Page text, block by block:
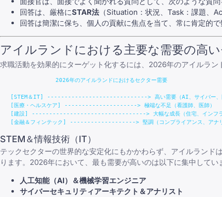
回答は、厳格にSTAR法（Situation：状況、Task：課題、
回答は簡潔に保ち、個人の貢献に焦点を当て、常に肯定的
アイルランドにおける主要な需要の高
求職活動を効果的にターゲット化するには、2026年のアイルラ
                2026年のアイルランドにおけるセクター需要
[STEM＆IT] -----------------------------> 高い需要（AI、サイバー、
   [医療・ヘルスケア] ---------------------> 極端な不足（看護師、医師）
[建設] ---------------------------------> 大幅な成長（住宅、インフ
STEM＆情報技術（IT）
テックセクターの世界的な安定化にもかかわらず、アイルラン
ります。2026年において、最も需要が高いのは以下に集中してい
人工知能（AI）＆機械学習エンジニア
サイバーセキュリティアーキテクト＆アナリスト